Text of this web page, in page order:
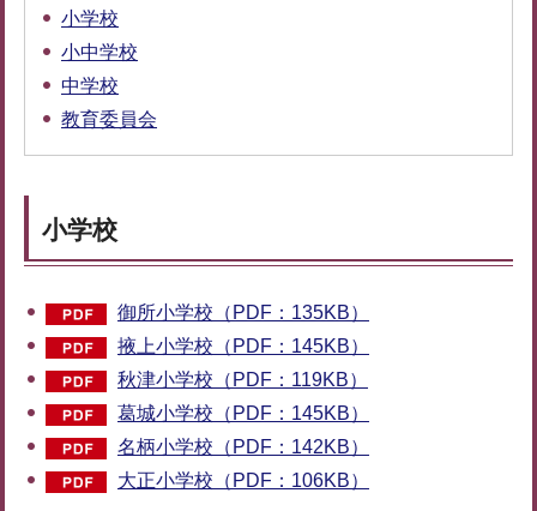
小学校
小中学校
中学校
教育委員会
小学校
御所小学校（PDF：135KB）
掖上小学校（PDF：145KB）
秋津小学校（PDF：119KB）
葛城小学校（PDF：145KB）
名柄小学校（PDF：142KB）
大正小学校（PDF：106KB）